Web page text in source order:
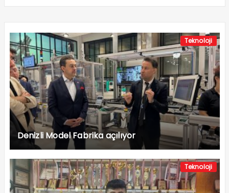
Teknoloji
Denizli Model Fabrika açılıyor
Teknoloji